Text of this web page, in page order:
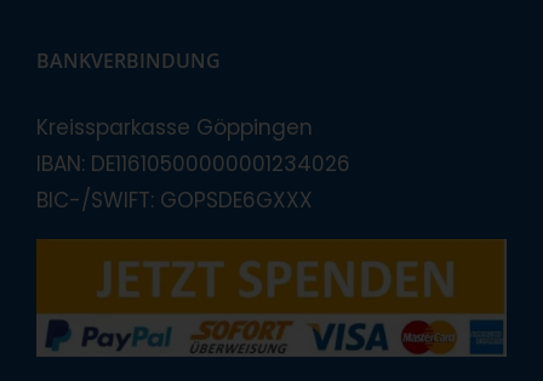
BANKVERBINDUNG
Kreissparkasse Göppingen
IBAN: DE11610500000001234026
BIC-/SWIFT: GOPSDE6GXXX